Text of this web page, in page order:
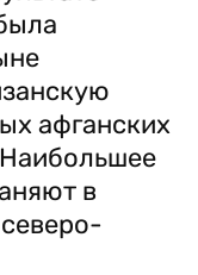
афганских
в